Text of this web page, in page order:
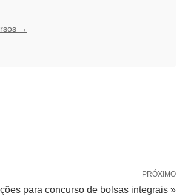
→
PRÓXIMO
para concurso de bolsas integrais »